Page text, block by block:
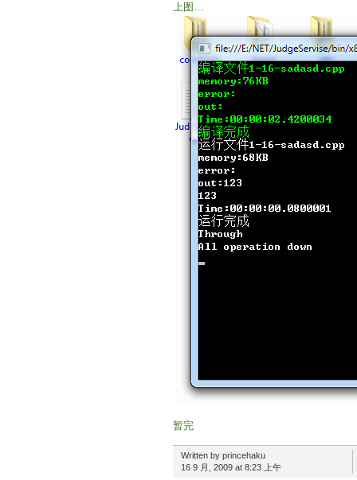
上图…
暂完
Written by princehaku
16 9 月, 2009 at 8:23 上午